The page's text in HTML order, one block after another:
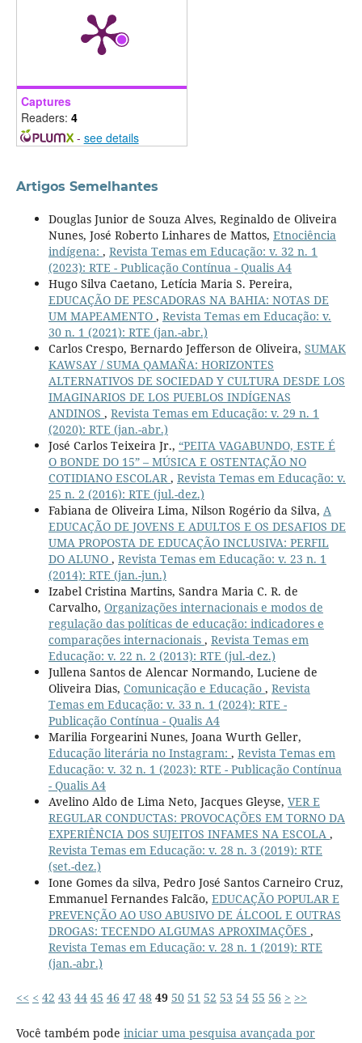
Captures
Readers: 4
- see details
Artigos Semelhantes
Douglas Junior de Souza Alves, Reginaldo de Oliveira
Nunes, José Roberto Linhares de Mattos, Etnociência
indígena: , Revista Temas em Educação: v. 32 n. 1
(2023): RTE - Publicação Contínua - Qualis A4
Hugo Silva Caetano, Letícia Maria S. Pereira,
EDUCAÇÃO DE PESCADORAS NA BAHIA: NOTAS DE
UM MAPEAMENTO , Revista Temas em Educação: v.
30 n. 1 (2021): RTE (jan.-abr.)
Carlos Crespo, Bernardo Jefferson de Oliveira, SUMAK
KAWSAY / SUMA QAMAÑA: HORIZONTES
ALTERNATIVOS DE SOCIEDAD Y CULTURA DESDE LOS
IMAGINARIOS DE LOS PUEBLOS INDÍGENAS
ANDINOS , Revista Temas em Educação: v. 29 n. 1
(2020): RTE (jan.-abr.)
José Carlos Teixeira Jr., “PEITA VAGABUNDO, ESTE É
O BONDE DO 15” – MÚSICA E OSTENTAÇÃO NO
COTIDIANO ESCOLAR, Revista Temas em Educação: v.
25 n. 2 (2016): RTE (jul.-dez.)
Fabiana de Oliveira Lima, Nilson Rogério da Silva, A
EDUCAÇÃO DE JOVENS E ADULTOS E OS DESAFIOS DE
UMA PROPOSTA DE EDUCAÇÃO INCLUSIVA: PERFIL
DO ALUNO , Revista Temas em Educação: v. 23 n. 1
(2014): RTE (jan.-jun.)
Izabel Cristina Martins, Sandra Maria C. R. de
Carvalho, Organizações internacionais e modos de
regulação das políticas de educação: indicadores e
comparações internacionais , Revista Temas em
Educação: v. 22 n. 2 (2013): RTE (jul.-dez.)
Jullena Santos de Alencar Normando, Luciene de
Oliveira Dias, Comunicação e Educação , Revista
Temas em Educação: v. 33 n. 1 (2024): RTE -
Publicação Contínua - Qualis A4
Marilia Forgearini Nunes, Joana Wurth Geller,
Educação literária no Instagram: , Revista Temas em
Educação: v. 32 n. 1 (2023): RTE - Publicação Contínua
- Qualis A4
Avelino Aldo de Lima Neto, Jacques Gleyse, VER E
REGULAR CONDUCTAS: PROVOCAÇÕES EM TORNO DA
EXPERIÊNCIA DOS SUJEITOS INFAMES NA ESCOLA ,
Revista Temas em Educação: v. 28 n. 3 (2019): RTE
(set.-dez.)
Ione Gomes da silva, Pedro José Santos Carneiro Cruz,
Emmanuel Fernandes Falcão, EDUCAÇÃO POPULAR E
PREVENÇÃO AO USO ABUSIVO DE ÁLCOOL E OUTRAS
DROGAS: TECENDO ALGUMAS APROXIMAÇÕES ,
Revista Temas em Educação: v. 28 n. 1 (2019): RTE
(jan.-abr.)
<< < 42 43 44 45 46 47 48 49 50 51 52 53 54 55 56 > >>
Você também pode iniciar uma pesquisa avançada por